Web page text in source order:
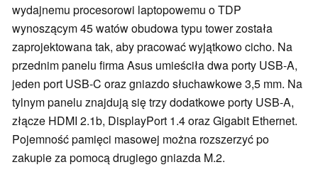
wydajnemu procesorowi laptopowemu o TDP
wynoszącym 45 watów obudowa typu tower została
zaprojektowana tak, aby pracować wyjątkowo cicho. Na
przednim panelu firma Asus umieściła dwa porty USB-A,
jeden port USB-C oraz gniazdo słuchawkowe 3,5 mm. Na
tylnym panelu znajdują się trzy dodatkowe porty USB-A,
złącze HDMI 2.1b, DisplayPort 1.4 oraz Gigabit Ethernet.
Pojemność pamięci masowej można rozszerzyć po
zakupie za pomocą drugiego gniazda M.2.